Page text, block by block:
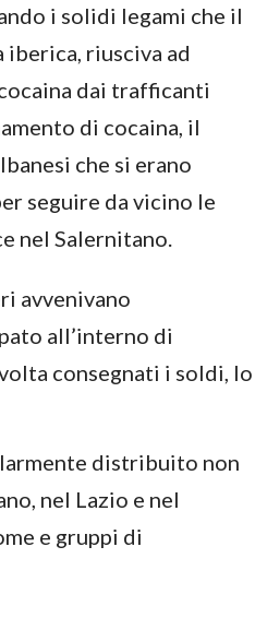
i solidi legami che il
iberica, riusciva ad
dai trafficanti
di cocaina, il
che si erano
seguire da vicino le
nel Salernitano.
avvenivano
all’interno di
consegnati i soldi, lo
distribuito non
nel Lazio e nel
e gruppi di